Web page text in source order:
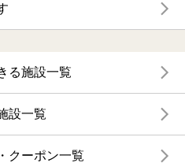
る施設一覧
設一覧
クーポン一覧